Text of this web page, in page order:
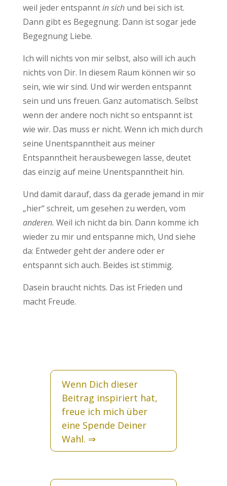
weil jeder entspanntin sichund bei sich ist.
Dann gibt es Begegnung. Dann ist sogar jede
Begegnung Liebe.
Ich will nichts von mir selbst, also will ich auch
nichts von Dir. In diesem Raum können wir so
sein, wie wir sind. Und wir werden entspannt
sein und uns freuen. Ganz automatisch. Selbst
wenn der andere noch nicht so entspannt ist
wie wir. Das muss er nicht. Wenn ich mich durch
seine Unentspanntheit aus meiner
Entspanntheit herausbewegen lasse, deutet
das einzig auf meine Unentspanntheit hin.
Und damit darauf, dass da gerade jemand in mir
„hier“ schreit, um gesehen zu werden, vom
anderen. Weil ich nicht da bin. Dann komme ich
wieder zu mir und entspanne mich, Und siehe
da: Entweder geht der andere oder er
entspannt sich auch. Beides ist stimmig.
Dasein braucht nichts. Das ist Frieden und
macht Freude.
Wenn Dich dieser
Beitrag inspiriert hat,
freue ich mich über
eine Spende Deiner
Wahl. ⇒